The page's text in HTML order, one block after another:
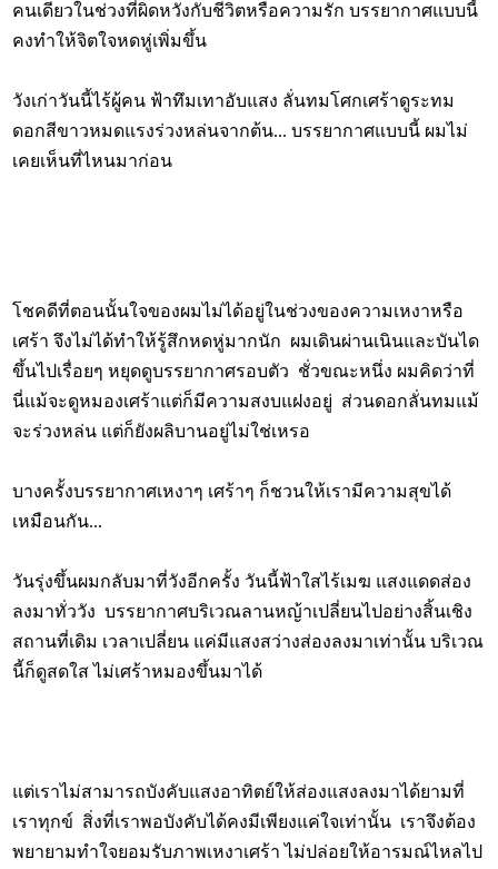
คนเดียวในช่วงที่ผิดหวังกับชีวิตหรือความรัก บรรยากาศแบบนี้
คงทำให้จิตใจหดหู่เพิ่มขึ้น
วังเก่าวันนี้ไร้ผู้คน ฟ้าทึมเทาอับแสง ลั่นทมโศกเศร้าดูระทม
ดอกสีขาวหมดแรงร่วงหล่นจากต้น... บรรยากาศแบบนี้ ผมไม่
เคยเห็นที่ไหนมาก่อน
โชคดีที่ตอนนั้นใจของผมไม่ได้อยู่ในช่วงของความเหงาหรือ
เศร้า จึงไม่ได้ทำให้รู้สึกหดหู่มากนัก ผมเดินผ่านเนินและบันได
ขึ้นไปเรื่อยๆ หยุดดูบรรยากาศรอบตัว ชั่วขณะหนึ่ง ผมคิดว่าที่
นี่แม้จะดูหมองเศร้าแต่ก็มีความสงบแฝงอยู่ ส่วนดอกลั่นทมแม้
จะร่วงหล่น แต่ก็ยังผลิบานอยู่ไม่ใช่เหรอ
บางครั้งบรรยากาศเหงาๆ เศร้าๆ ก็ชวนให้เรามีความสุขได้
เหมือนกัน...
วันรุ่งขึ้นผมกลับมาที่วังอีกครั้ง วันนี้ฟ้าใสไร้เมฆ แสงแดดส่อง
ลงมาทั่ววัง บรรยากาศบริเวณลานหญ้าเปลี่ยนไปอย่างสิ้นเชิง
สถานที่เดิม เวลาเปลี่ยน แค่มีแสงสว่างส่องลงมาเท่านั้น บริเวณ
นี้ก็ดูสดใส ไม่เศร้าหมองขึ้นมาได้
แต่เราไม่สามารถบังคับแสงอาทิตย์ให้ส่องแสงลงมาได้ยามที่
เราทุกข์ สิ่งที่เราพอบังคับได้คงมีเพียงแค่ใจเท่านั้น เราจึงต้อง
พยายามทำใจยอมรับภาพเหงาเศร้า ไม่ปล่อยให้อารมณ์ไหลไป